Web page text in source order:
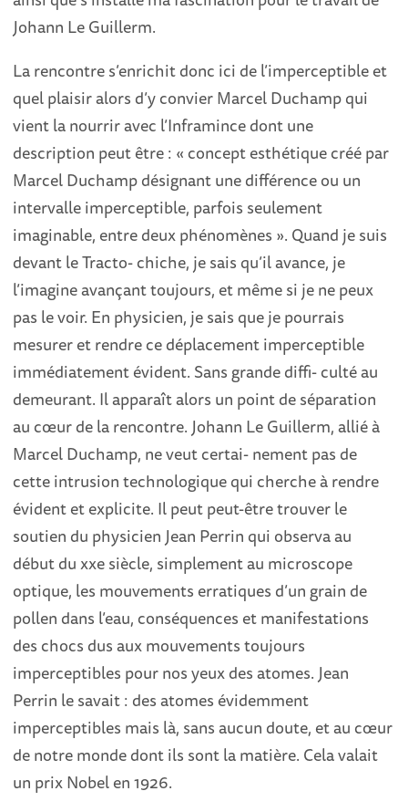
Johann Le Guillerm.
La rencontre s’enrichit donc ici de l’imperceptible et
quel plaisir alors d’y convier Marcel Duchamp qui
vient la nourrir avec l’Inframince dont une
description peut être : « concept esthétique créé par
Marcel Duchamp désignant une différence ou un
intervalle imperceptible, parfois seulement
imaginable, entre deux phénomènes ». Quand je suis
devant le Tracto- chiche, je sais qu’il avance, je
l’imagine avançant toujours, et même si je ne peux
pas le voir. En physicien, je sais que je pourrais
mesurer et rendre ce déplacement imperceptible
immédiatement évident. Sans grande diffi- culté au
demeurant. Il apparaît alors un point de séparation
au cœur de la rencontre. Johann Le Guillerm, allié à
Marcel Duchamp, ne veut certai- nement pas de
cette intrusion technologique qui cherche à rendre
évident et explicite. Il peut peut-être trouver le
soutien du physicien Jean Perrin qui observa au
début du xxe siècle, simplement au microscope
optique, les mouvements erratiques d’un grain de
pollen dans l’eau, conséquences et manifestations
des chocs dus aux mouvements toujours
imperceptibles pour nos yeux des atomes. Jean
Perrin le savait : des atomes évidemment
imperceptibles mais là, sans aucun doute, et au cœur
de notre monde dont ils sont la matière. Cela valait
un prix Nobel en 1926.